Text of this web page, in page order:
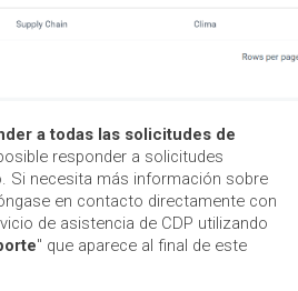
a todas las solicitudes de
responder a solicitudes
Si necesita más información sobre
en contacto directamente con
de asistencia de CDP utilizando
" que aparece al final de este